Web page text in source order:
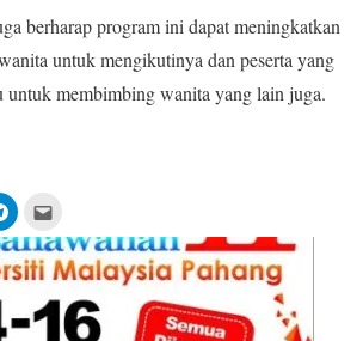
berharap program ini dapat meningkatkan
untuk mengikutinya dan peserta yang
untuk membimbing wanita yang lain juga.